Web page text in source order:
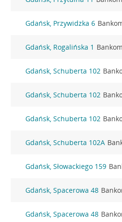
Gdańsk, Przywidzka 6
Gdańsk, Rogalińska 1
Gdańsk, Schuberta 102
Gdańsk, Schuberta 102
Gdańsk, Schuberta 102
Gdańsk, Schuberta 102A
Gdańsk, Słowackiego 159
Gdańsk, Spacerowa 48
Gdańsk, Spacerowa 48